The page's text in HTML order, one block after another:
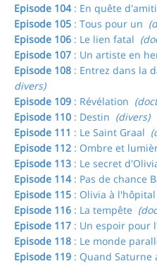
Episode 104: En quête
Episode 105 : Tous pour un
Episode 106 : Le lien fatal
Episode 107 : Un artiste en
Episode 108 : Entrez dans la
divers)
Episode 109 : Révélation
Episode 110 : Destin (divers)
Episode 111 : Le Saint Graal
Episode 112 : Ombre et
Episode 113 : Le secret
Episode 114: Pas de chance
Episode 115 : Olivia à l'hôpital
Episode 116 : La tempête
Episode 117 : Un espoir pour
Episode 118 : Le monde
Episode 119 : Quand Saturne